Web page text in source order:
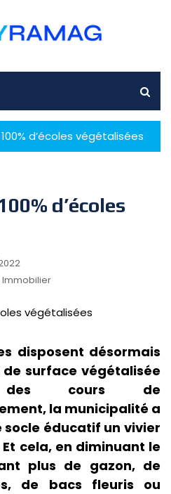
d’écoles végétalisées
d’écoles
Immobilier
disposent désormais
de surface végétalisée
cours de
la municipalité a
éducatif un vivier
cela, en diminuant le
plus de gazon, de
de bacs fleuris ou